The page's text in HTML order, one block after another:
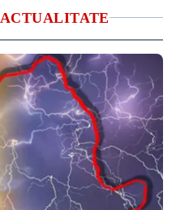
ACTUALITATE